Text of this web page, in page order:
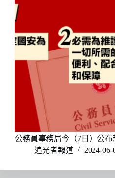
公務員事務局今（7日）公
追光者報道
2024-06-